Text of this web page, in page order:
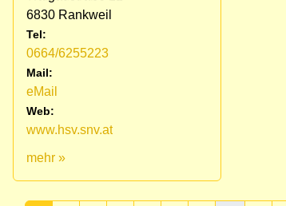
6830 Rankweil
Tel:
0664/6255223
Mail:
eMail
Web:
www.hsv.snv.at
mehr »